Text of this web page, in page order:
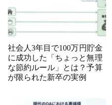
社会人3年目で100万円貯金
に成功した「ちょっと無理
な節約ルール」とは？予算
が限られた新卒の実例